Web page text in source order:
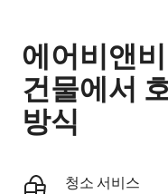
에어비앤
건물에서
방식
청소 서비스